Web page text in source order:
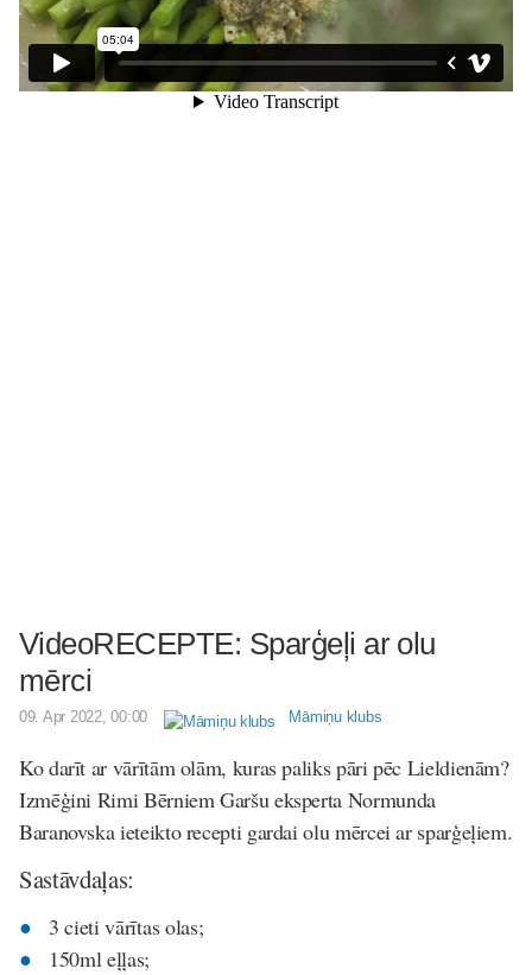
VideoRECEPTE: Sparģeļi ar olu
mērci
09. Apr 2022, 00:00 Māmiņu klubs
Ko darīt ar vārītām olām, kuras paliks pāri pēc Lieldienām?
Izmēģini Rimi Bērniem Garšu eksperta Normunda
Baranovska ieteikto recepti gardai olu mērcei ar sparģeļiem.
Sastāvdaļas:
3 cieti vārītas olas;
150ml eļļas;